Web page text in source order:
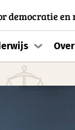
democratie